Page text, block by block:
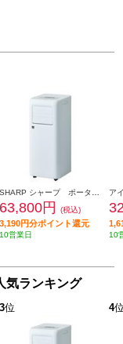
63,800円 (税込)
3,190円分ポイント還元
10営業日 10
気ランキング
3位 4